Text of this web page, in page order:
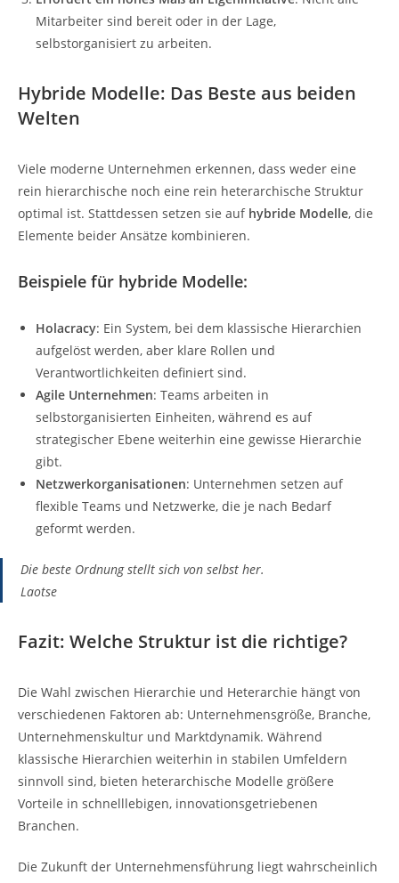
Mitarbeiter sind bereit oder in der Lage,
selbstorganisiert zu arbeiten.
Hybride Modelle: Das Beste aus beiden
Welten
Viele moderne Unternehmen erkennen, dass weder eine
rein hierarchische noch eine rein heterarchische Struktur
optimal ist. Stattdessen setzen sie auf hybride Modelle, die
Elemente beider Ansätze kombinieren.
Beispiele für hybride Modelle:
Holacracy: Ein System, bei dem klassische Hierarchien
aufgelöst werden, aber klare Rollen und
Verantwortlichkeiten definiert sind.
Agile Unternehmen: Teams arbeiten in
selbstorganisierten Einheiten, während es auf
strategischer Ebene weiterhin eine gewisse Hierarchie
gibt.
Netzwerkorganisationen: Unternehmen setzen auf
flexible Teams und Netzwerke, die je nach Bedarf
geformt werden.
Die beste Ordnung stellt sich von selbst her.
Laotse
Fazit: Welche Struktur ist die richtige?
Die Wahl zwischen Hierarchie und Heterarchie hängt von
verschiedenen Faktoren ab: Unternehmensgröße, Branche,
Unternehmenskultur und Marktdynamik. Während
klassische Hierarchien weiterhin in stabilen Umfeldern
sinnvoll sind, bieten heterarchische Modelle größere
Vorteile in schnelllebigen, innovationsgetriebenen
Branchen.
Die Zukunft der Unternehmensführung liegt wahrscheinlich